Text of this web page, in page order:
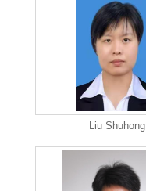
Liu Shuhong